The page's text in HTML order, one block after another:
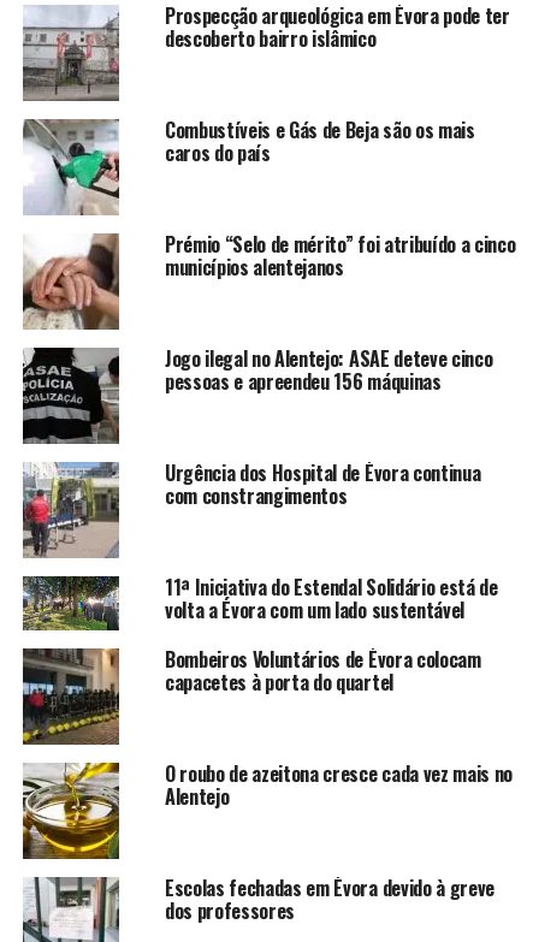
Prospecção arqueológica em Évora pode ter
descoberto bairro islâmico
Combustíveis e Gás de Beja são os mais
caros do país
Prémio “Selo de mérito” foi atribuído a cinco
municípios alentejanos
Jogo ilegal no Alentejo: ASAE deteve cinco
pessoas e apreendeu 156 máquinas
Urgência dos Hospital de Évora continua
com constrangimentos
11ª Iniciativa do Estendal Solidário está de
volta a Évora com um lado sustentável
Bombeiros Voluntários de Évora colocam
capacetes à porta do quartel
O roubo de azeitona cresce cada vez mais no
Alentejo
Escolas fechadas em Évora devido à greve
dos professores